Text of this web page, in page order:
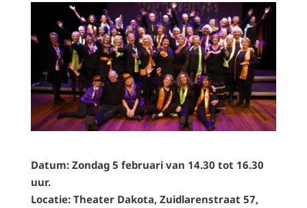
Datum: Zondag 5 februari van 14.30 tot 16.30
uur.
Locatie: Theater Dakota, Zuidlarenstraat 57,